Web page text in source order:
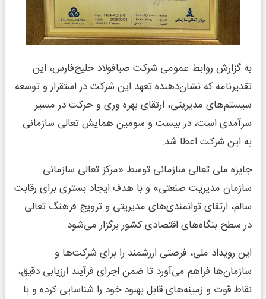
به گزارش روابط عمومی شرکت صبافولاد خلیج‌فارس، این
تقدیرنامه که نشان‌دهنده تعهد این شرکت در استقرار و توسعه
سیستم‌های مدیریتی، ارتقای بهره وری و حرکت در مسیر
سرآمدی است، در بیست و سومین همایش تعالی سازمانی
به این شرکت اعطا شد.
جایزه ملی تعالی سازمانی توسط «مرکز تعالی سازمانی
سازمان مدیریت صنعتی» و با هدف ایجاد بستری برای رقابت
سالم، ارتقای توانمندی‌های مدیریتی و ترویج فرهنگ تعالی
در سطح بنگاه‌های اقتصادی کشور برگزار می‌شود.
این رویداد ملی، فرصتی ارزشمند را برای شرکت‌ها و
سازمان‌ها فراهم می‌آورد تا ضمن اجرای فرآیند ارزیابی دقیق،
نقاط قوت و زمینه‌های قابل بهبود خود را شناسایی کرده و با